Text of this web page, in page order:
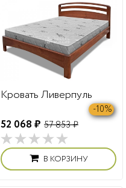
Кровать Ливерпуль
52 068 ₽ 57 853 ₽
-10%
В КОРЗИНУ